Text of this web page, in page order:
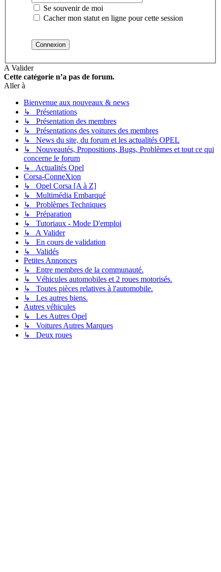
Se souvenir de moi
Cacher mon statut en ligne pour cette session
A Valider
Cette catégorie n’a pas de forum.
Aller à
Bienvenue aux nouveaux & news
↳ Présentations
↳ Présentation des membres
↳ Présentations des voitures des membres
↳ News du site, du forum et les actualités OPEL
↳ Nouveautés, Propositions, Bugs, Problèmes et tout ce qui
concerne le forum
↳ Actualités Opel
Corsa-ConneXion
↳ Opel Corsa [A à Z]
↳ Multimédia Embarqué
↳ Problèmes Techniques
↳ Préparation
↳ Tutoriaux - Mode D'emploi
↳ A Valider
↳ En cours de validation
↳ Validés
Petites Annonces
↳ Entre membres de la communauté.
↳ Véhicules automobiles et 2 roues motorisés.
↳ Toutes pièces relatives à l'automobile.
↳ Les autres biens.
Autres véhicules
↳ Les Autres Opel
↳ Voitures Autres Marques
↳ Deux roues